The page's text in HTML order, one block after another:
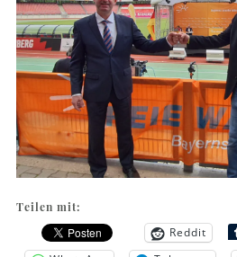
Teilen mit:
Reddit